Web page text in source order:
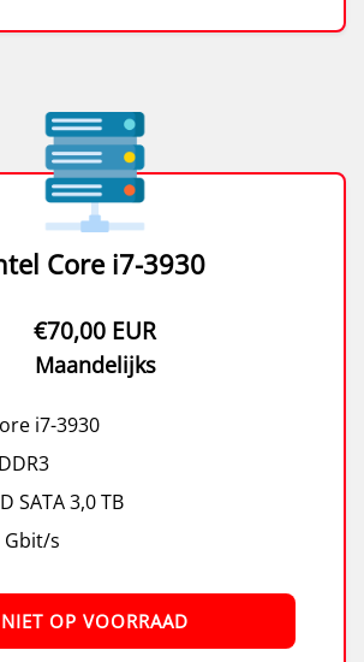
Core i7-3930
€70,00 EUR
Maandelijks
i7-3930
SATA 3,0 TB
Gbit/s
NIET OP VOORRAAD